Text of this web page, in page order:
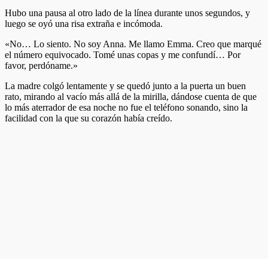
Hubo una pausa al otro lado de la línea durante unos segundos, y
luego se oyó una risa extraña e incómoda.
«No… Lo siento. No soy Anna. Me llamo Emma. Creo que marqué
el número equivocado. Tomé unas copas y me confundí… Por
favor, perdóname.»
La madre colgó lentamente y se quedó junto a la puerta un buen
rato, mirando al vacío más allá de la mirilla, dándose cuenta de que
lo más aterrador de esa noche no fue el teléfono sonando, sino la
facilidad con la que su corazón había creído.